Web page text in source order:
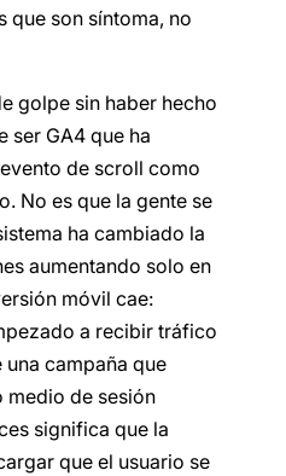
que son síntoma, no
golpe sin haber hecho
ser GA4 que ha
de scroll como
No es que la gente se
ha cambiado la
aumentando solo en
móvil cae:
a recibir tráfico
campaña que
medio de sesión
significa que la
que el usuario se